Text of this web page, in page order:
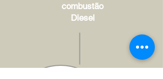
combustão
Diesel